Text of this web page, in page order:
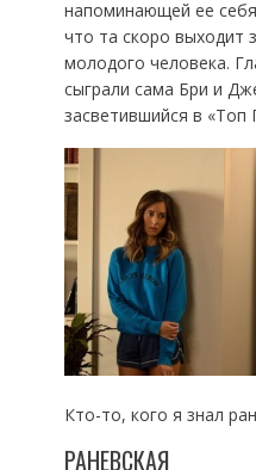
напоминающей ее
что та скоро выходит
молодого человека.
сыграли сама Бри и
засветившийся в «Топ
Кто-то, кого я знал
РАНЕВСКАЯ